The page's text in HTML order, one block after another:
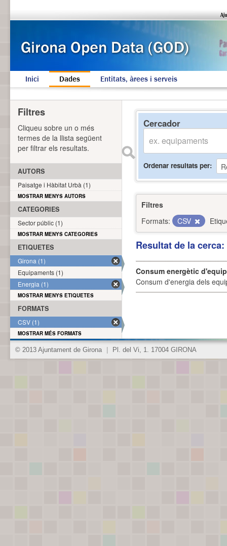
Inici Dades Entitats, àrees i serveis
Cercador
Ordenar resultats per
Filtres
Formats:
CSV
Resultat de la
Consum energètic
Consum d'energia dels
Filtres
Cliqueu sobre un o més
termes de la llista següent
per filtrar els resultats.
AUTORS
Paisatge i Hàbitat Urbà (1)
MOSTRAR MENYS AUTORS
CATEGORIES
Sector públic (1)
MOSTRAR MENYS CATEGORIES
ETIQUETES
Girona (1)
Equipaments (1)
Energia (1)
MOSTRAR MENYS ETIQUETES
FORMATS
CSV (1)
MOSTRAR MÉS FORMATS
© 2013 Ajuntament de Girona Pl. del Vi, 1. 17004 GIRONA